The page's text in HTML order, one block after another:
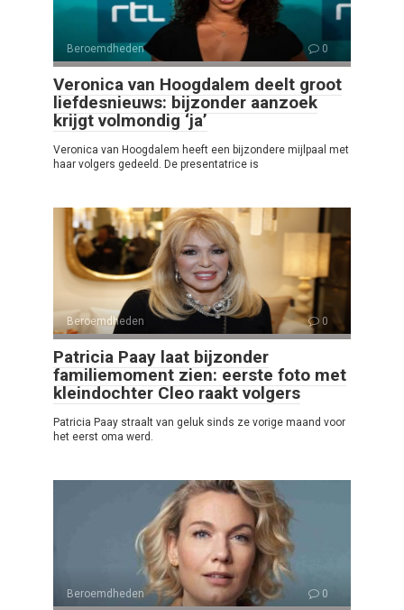
Beroemdheden 0
Veronica van Hoogdalem deelt groot
liefdesnieuws: bijzonder aanzoek
krijgt volmondig ‘ja’
Veronica van Hoogdalem heeft een bijzondere mijlpaal met
haar volgers gedeeld. De presentatrice is
Beroemdheden 0
Patricia Paay laat bijzonder
familiemoment zien: eerste foto met
kleindochter Cleo raakt volgers
Patricia Paay straalt van geluk sinds ze vorige maand voor
het eerst oma werd.
Beroemdheden 0